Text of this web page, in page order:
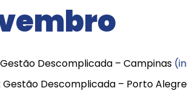
Gestão Descomplicada – Campinas
Gestão Descomplicada – Porto